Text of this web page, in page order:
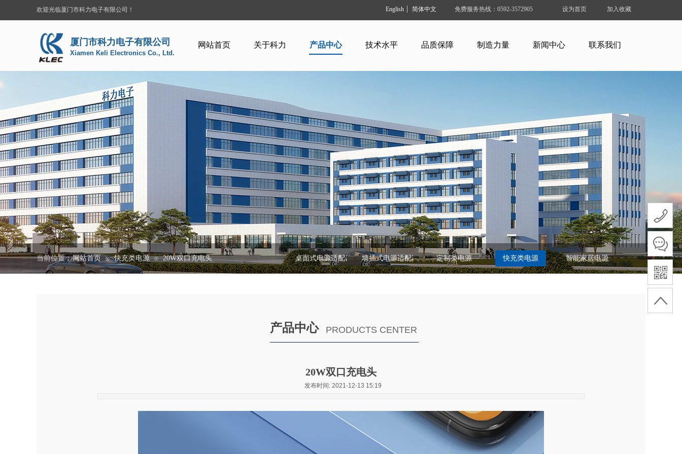
免费服务热线： 0592-3572905 设为首页 加入收藏
欢迎光临厦门市科力电子有限公司！ English 简体中文
Xiamen Keli Electronics Co., Ltd.
厦门市科力电子有限公司 网站首页 关于科力 产品中心 技术水平 品质保障 制造力量 新闻中心 联系我们
网站首页 ⊙ 快充类电源 ⊙ 20W双口充电头
当前位置： 桌面式电源适配器 墙插式电源适配器 定制类电源 快充类电源 智能家居电源
20W双口充电头
发布时间: 2021-12-13 15:19
产品中心 PRODUCTS CENTER